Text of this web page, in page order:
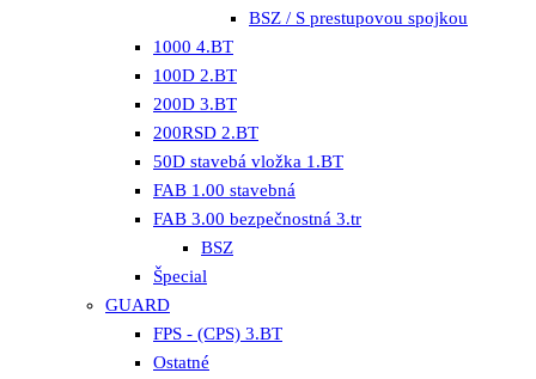
BSZ / S prestupovou spojkou
1000 4.BT
100D 2.BT
200D 3.BT
200RSD 2.BT
50D stavebá vložka 1.BT
FAB 1.00 stavebná
FAB 3.00 bezpečnostná 3.tr
BSZ
Špecial
GUARD
FPS - (CPS) 3.BT
Ostatné